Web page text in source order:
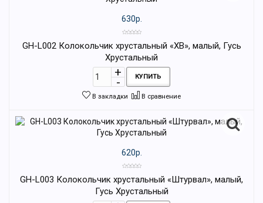
630р.
GH-L002 Колокольчик хрустальный «ХВ», малый, Гусь
Хрустальный
КУПИТЬ
В закладки В сравнение
620р.
GH-L003 Колокольчик хрустальный «Штурвал», малый,
Гусь Хрустальный